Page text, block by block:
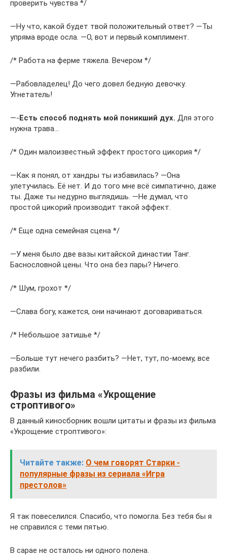
проверить чувства */
―Ну что, какой будет твой положительный ответ? ―Ты
упряма вроде осла. ―О, вот и первый комплимент.
/* Работа на ферме тяжела. Вечером */
―Рабовладелец! До чего довел бедную девочку.
Угнетатель!
―-Есть способ поднять мой поникший дух. Для этого
нужна трава…
/* Один малоизвестный эффект простого цикория */
―Как я понял, от хандры ты избавилась? ―Она
улетучилась. Её нет. И до того мне всё симпатично, даже
ты. Даже ты недурно выглядишь. ―Не думал, что
простой цикорий производит такой эффект.
/* Еще одна семейная сцена */
―У меня было две вазы китайской династии Танг.
Баснословной цены. Что она без пары? Ничего.
/* Шум, грохот */
―Слава богу, кажется, они начинают договариваться.
/* Небольшое затишье */
―Больше тут нечего разбить? ―Нет, тут, по-моему, все
разбили.
Фразы из фильма «Укрощение
строптивого»
В данный киносборник вошли цитаты и фразы из фильма
«Укрощение строптивого»:
Читайте также: О чем говорят Старки -
популярные фразы из сериала «Игра
престолов»
Я так повеселился. Спасибо, что помогла. Без тебя бы я
не справился с теми пятью.
В сарае не осталось ни одного полена.